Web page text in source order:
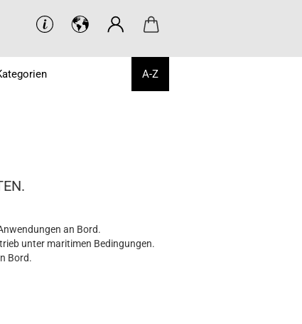
A-Z
an Bord.
unter maritimen Bedingungen.
Bord.